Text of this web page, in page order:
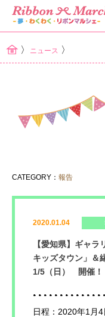
〉 ニュース 〉
CATEGORY： 報告
2020.01.04
【愛知県】ギャ
キッズタウン」＆
1/5（日） 開催！
日程：2020年1月4